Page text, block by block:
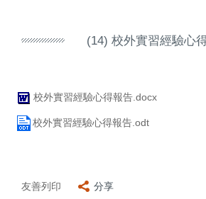
(14) 校外實習經驗心
校外實習經驗心得報告.docx
校外實習經驗心得報告.odt
友善列印 分享